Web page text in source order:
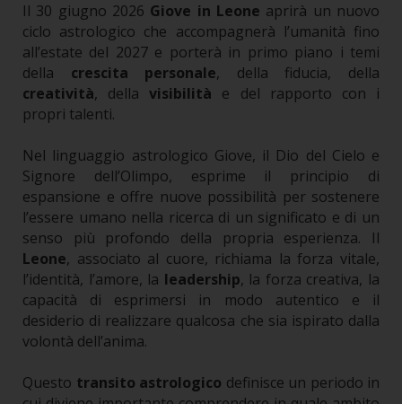
Il 30 giugno 2026 Giove in Leone aprirà un nuovo
ciclo astrologico che accompagnerà l’umanità fino
all’estate del 2027 e porterà in primo piano i temi
della crescita personale, della fiducia, della
creatività, dellavisibilità e del rapporto con i
propri talenti.
Nel linguaggio astrologico Giove, il Dio del Cielo e
Signore dell’Olimpo, esprime il principio di
espansione e offre nuove possibilità per sostenere
l’essere umano nella ricerca di un significato e di un
senso più profondo della propria esperienza. Il
Leone, associato al cuore, richiama la forza vitale,
l’identità, l’amore, la leadership, la forza creativa, la
capacità di esprimersi in modo autentico e il
desiderio di realizzare qualcosa che sia ispirato dalla
volontà dell’anima.
Questo transito astrologico definisce un periodo in